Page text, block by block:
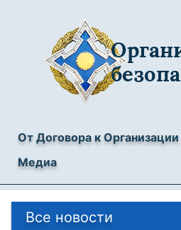
От Договора к Организации
Медиа
Все новости